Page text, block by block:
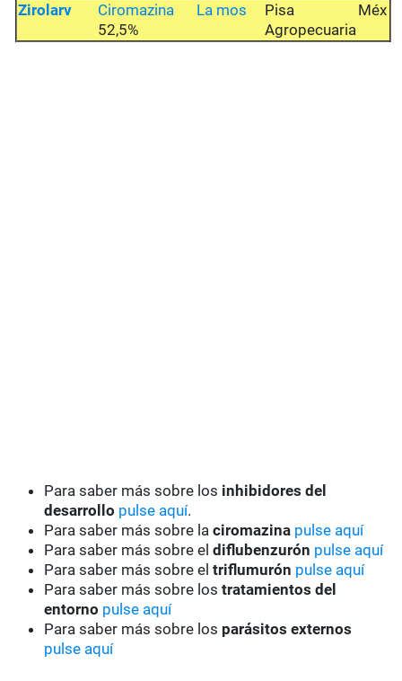
Zirolarv
Ciromazina
52,5%
La mos
Pisa
Agropecuaria
Méx
Para saber más sobre los inhibidores del
desarrollo pulse aquí.
Para saber más sobre laciromazina pulse aquí
Para saber más sobre eldiflubenzurón pulse aquí
Para saber más sobre eltriflumurón pulse aquí
Para saber más sobre lostratamientos del
entorno pulse aquí
Para saber más sobre los parásitos externos
pulse aquí